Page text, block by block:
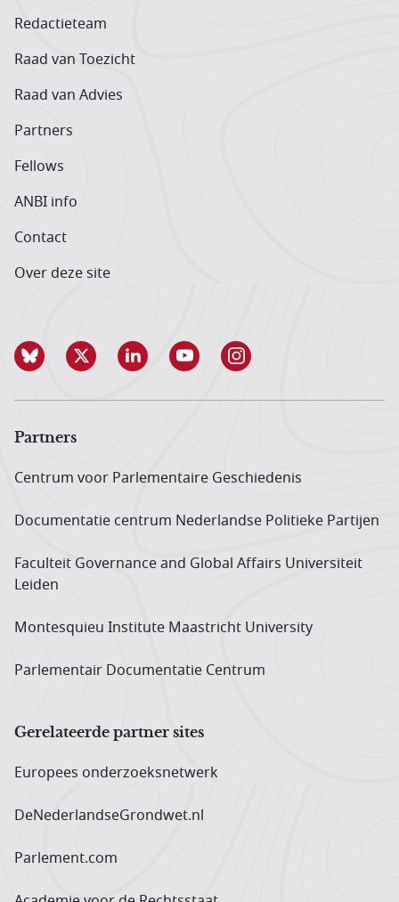
Redactieteam
Raad van Toezicht
Raad van Advies
Partners
Fellows
ANBI info
Contact
Over deze site
Partners
Centrum voor Parlementaire Geschiedenis
Documentatie centrum Neder­landse Politieke Partijen
Faculteit Governance and Global Affairs Universiteit
Leiden
Montesquieu Institute Maastricht University
Parlementair Documentatie Centrum
Gerelateerde partner sites
Europees onderzoeks­netwerk
DeNederlandseGrondwet.nl
Parlement.com